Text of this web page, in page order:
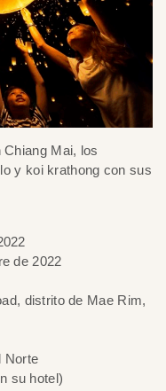
Mai, los
y koi krathong con sus
de 2022
distrito de Mae Rim,
Norte
su hotel)